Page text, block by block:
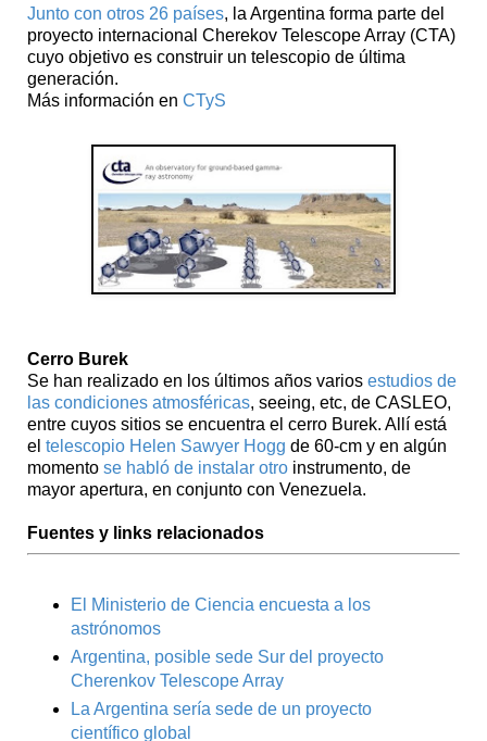
Junto con otros 26 países, la Argentina forma parte del
proyecto internacional Cherekov Telescope Array (CTA)
cuyo objetivo es construir un telescopio de última
generación.
Más información en CTyS
Cerro Burek
Se han realizado en los últimos años varios estudios de
las condiciones atmosféricas, seeing, etc, de CASLEO,
entre cuyos sitios se encuentra el cerro Burek. Allí está
el telescopio Helen Sawyer Hogg de 60-cm y en algún
momento se habló de instalar otro instrumento, de
mayor apertura, en conjunto con Venezuela.
Fuentes y links relacionados
El Ministerio de Ciencia encuesta a los
astrónomos
Argentina, posible sede Sur del proyecto
Cherenkov Telescope Array
La Argentina sería sede de un proyecto
científico global